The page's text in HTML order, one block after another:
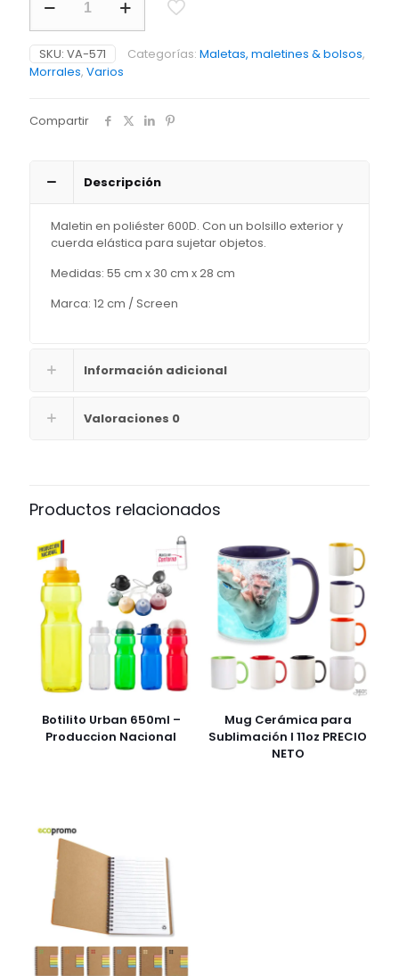
Trolley
Bag
Norris
cantidad
SKU: VA-571 Categorías: Maletas, maletines & bolsos,
Morrales, Varios
Compartir
Descripción
Maletin en poliéster 600D. Con un bolsillo exterior y
cuerda elástica para sujetar objetos.
Medidas: 55 cm x 30 cm x 28 cm
Marca: 12 cm / Screen
Información adicional
Valoraciones 0
Productos relacionados
Botilito Urban 650ml –
Produccion Nacional
Mug Cerámica para
Sublimación I 11oz PRECIO
NETO